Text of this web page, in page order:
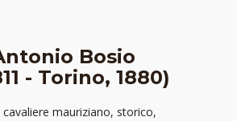
Bosio
- Torino, 1880)
mauriziano, storico,